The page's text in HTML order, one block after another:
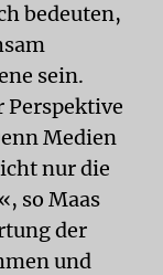
bedeuten,
sein.
Perspektive
Medien
nur die
so Maas
der
und